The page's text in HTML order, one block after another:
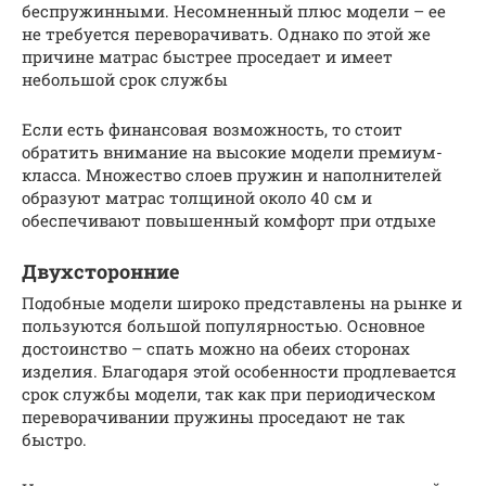
беспружинными. Несомненный плюс модели – ее
не требуется переворачивать. Однако по этой же
причине матрас быстрее проседает и имеет
небольшой срок службы
Если есть финансовая возможность, то стоит
обратить внимание на высокие модели премиум-
класса. Множество слоев пружин и наполнителей
образуют матрас толщиной около 40 см и
обеспечивают повышенный комфорт при отдыхе
Двухсторонние
Подобные модели широко представлены на рынке и
пользуются большой популярностью. Основное
достоинство – спать можно на обеих сторонах
изделия. Благодаря этой особенности продлевается
срок службы модели, так как при периодическом
переворачивании пружины проседают не так
быстро.